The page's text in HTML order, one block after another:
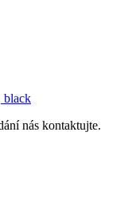
black
nás kontaktujte.